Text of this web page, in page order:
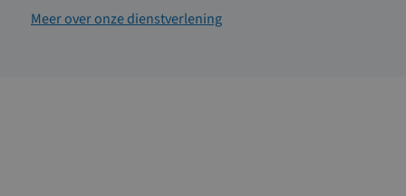
Meer over onze dienstverlening